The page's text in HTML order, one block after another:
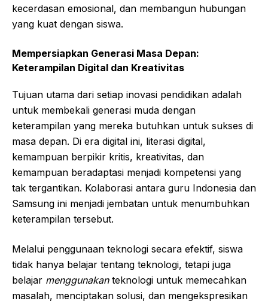
kecerdasan emosional, dan membangun hubungan
yang kuat dengan siswa.
Mempersiapkan Generasi Masa Depan:
Keterampilan Digital dan Kreativitas
Tujuan utama dari setiap inovasi pendidikan adalah
untuk membekali generasi muda dengan
keterampilan yang mereka butuhkan untuk sukses di
masa depan. Di era digital ini, literasi digital,
kemampuan berpikir kritis, kreativitas, dan
kemampuan beradaptasi menjadi kompetensi yang
tak tergantikan. Kolaborasi antara guru Indonesia dan
Samsung ini menjadi jembatan untuk menumbuhkan
keterampilan tersebut.
Melalui penggunaan teknologi secara efektif, siswa
tidak hanya belajar tentang teknologi, tetapi juga
belajar menggunakanteknologi untuk memecahkan
masalah, menciptakan solusi, dan mengekspresikan